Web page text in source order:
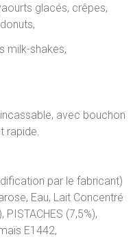
glacés, crêpes,
milk-shakes,
avec bouchon
rapide.
par le fabricant)
Eau, Lait Concentré
(7,5%),
E1442,